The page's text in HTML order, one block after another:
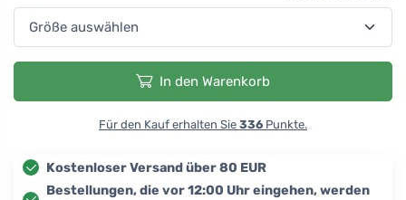
In den Warenkorb
Für den Kauf erhalten Sie 336 Punkte.
Kostenloser Versand über 80 EUR
Bestellungen, die vor 12:00 Uhr eingehen, werden